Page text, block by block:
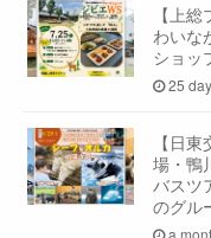
【上
わいな
ショッ
25
【日
場・鴨
バスツ
のグル